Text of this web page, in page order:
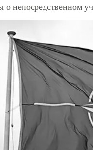
непосредственном